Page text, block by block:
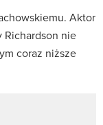
Aktor
Richardson nie
coraz niższe